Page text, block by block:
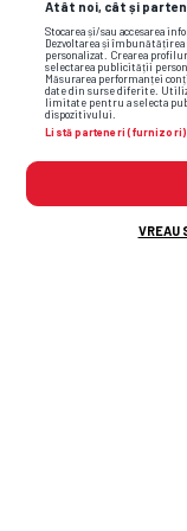
Atât noi, cât și
Stocarea și/sau accesarea
Dezvoltarea și
personalizat. Crearea
selectarea publicității
Măsurarea performanței
date din surse diferite.
limitate pentru a selecta
dispozitivului.
Listă parteneri (furnizori)
VREAU